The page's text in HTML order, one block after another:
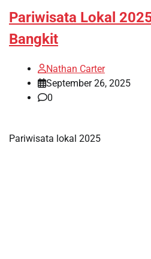
Pariwisata Lokal
Bangkit
Nathan Carter
September 26, 2025
0
Pariwisata lokal 2025